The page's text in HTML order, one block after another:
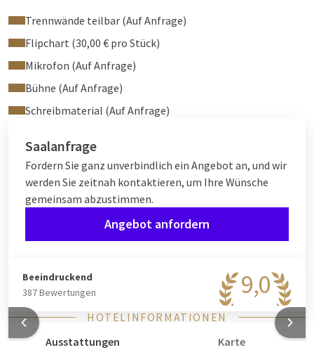
Trennwände teilbar (Auf Anfrage)
Flipchart (30,00 € pro Stück)
Mikrofon (Auf Anfrage)
Bühne (Auf Anfrage)
Schreibmaterial (Auf Anfrage)
Saalanfrage
Fordern Sie ganz unverbindlich ein Angebot an, und wir
werden Sie zeitnah kontaktieren, um Ihre Wünsche
gemeinsam abzustimmen.
Angebot anfordern
9,0
Beeindruckend
387 Bewertungen
HOTELINFORMATIONEN
Ausstattungen
Karte